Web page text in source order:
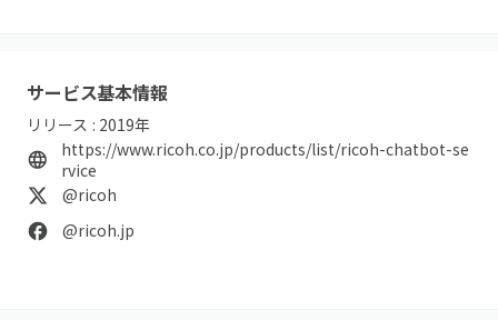
サービス基本情報
リリース : 2019年
https://www.ricoh.co.jp/products/list/ricoh-chatbot-se
rvice
@ricoh
@ricoh.jp